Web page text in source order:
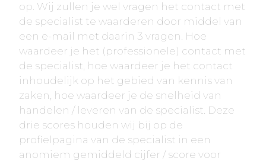
op. Wij zullen je wel vragen het contact met
de specialist te waarderen door middel van
een e-mail met daarin 3 vragen. Hoe
waardeer je het (professionele) contact met
de specialist, hoe waardeer je het contact
inhoudelijk op het gebied van kennis van
zaken, hoe waardeer je de snelheid van
handelen / leveren van de specialist. Deze
drie scores houden wij bij op de
profielpagina van de specialist in een
anomiem gemiddeld cijfer / score voor